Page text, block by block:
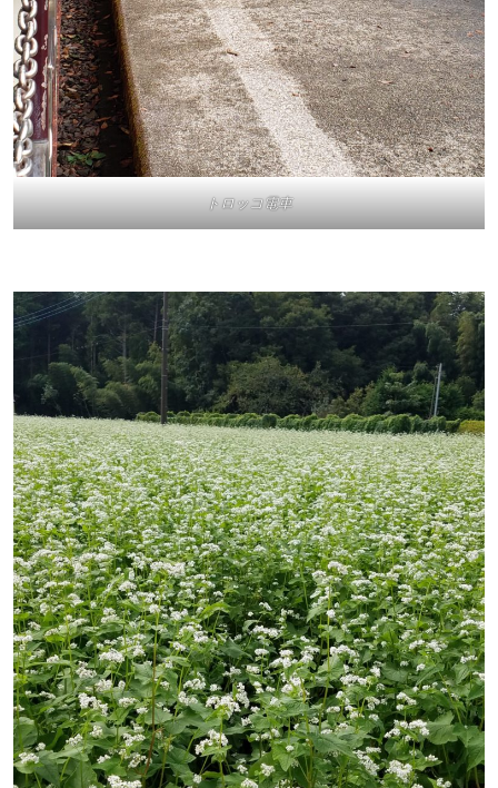
トロッコ電車